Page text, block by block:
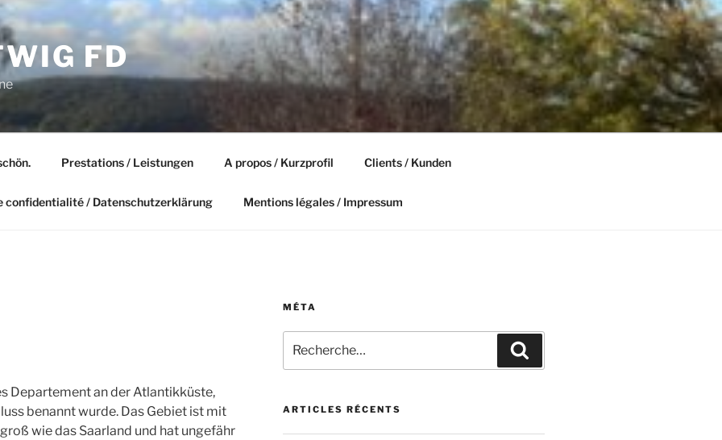
FD
Prestations / Leistungen A propos / Kurzprofil Clients / Kunden
confidentialité / Datenschutzerklärung Mentions légales / Impressum
Departement an der Atlantikküste,
benannt wurde. Das Gebiet ist mit
wie das Saarland und hat ungefähr
MÉTA
pour
:
ARTICLES RÉCENTS